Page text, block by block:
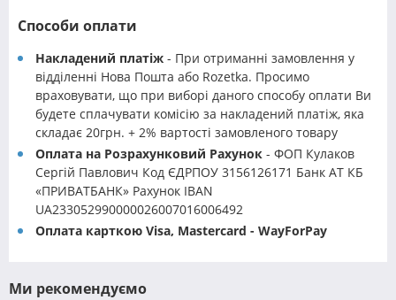
Способи оплати
Накладений платіж - При отриманні замовлення у
відділенні Нова Пошта або Rozetka. Просимо
враховувати, що при виборі даного способу оплати Ви
будете сплачувати комісію за накладений платіж, яка
складає 20грн. + 2% вартості замовленого товару
Оплата на Розрахунковий Рахунок - ФОП Кулаков
Сергій Павлович Код ЄДРПОУ 3156126171 Банк АТ КБ
«ПРИВАТБАНК» Рахунок IBAN
UA233052990000026007016006492
Оплата карткою Visa, Mastercard - WayForPay
Ми рекомендуємо